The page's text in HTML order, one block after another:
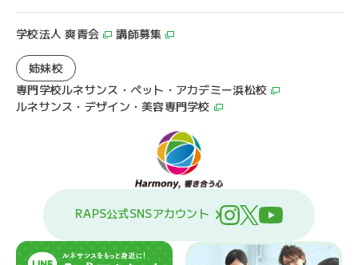
学校法人 爽青会 講師募集
姉妹校
専門学校ルネサンス・ペット・アカデミー浜松校
ルネサンス・デザイン・美容専門学校
RAPS公式SNSアカウント